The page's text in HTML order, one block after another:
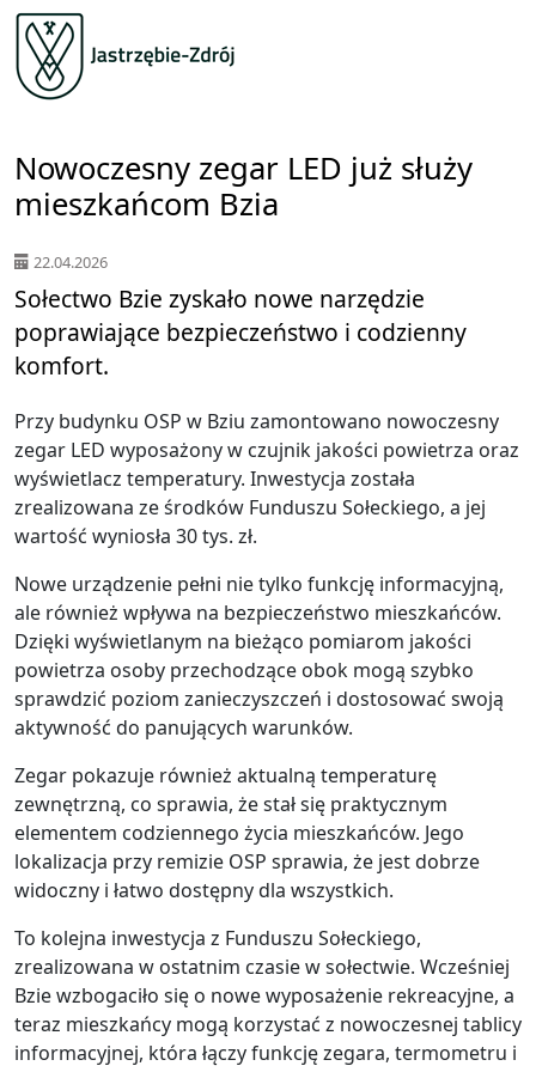
Nowoczesny zegar LED już służy
mieszkańcom Bzia
22.04.2026
Sołectwo Bzie zyskało nowe narzędzie
poprawiające bezpieczeństwo i codzienny
komfort.
Przy budynku OSP w Bziu zamontowano nowoczesny
zegar LED wyposażony w czujnik jakości powietrza oraz
wyświetlacz temperatury. Inwestycja została
zrealizowana ze środków Funduszu Sołeckiego, a jej
wartość wyniosła 30 tys. zł.
Nowe urządzenie pełni nie tylko funkcję informacyjną,
ale również wpływa na bezpieczeństwo mieszkańców.
Dzięki wyświetlanym na bieżąco pomiarom jakości
powietrza osoby przechodzące obok mogą szybko
sprawdzić poziom zanieczyszczeń i dostosować swoją
aktywność do panujących warunków.
Zegar pokazuje również aktualną temperaturę
zewnętrzną, co sprawia, że stał się praktycznym
elementem codziennego życia mieszkańców. Jego
lokalizacja przy remizie OSP sprawia, że jest dobrze
widoczny i łatwo dostępny dla wszystkich.
To kolejna inwestycja z Funduszu Sołeckiego,
zrealizowana w ostatnim czasie w sołectwie. Wcześniej
Bzie wzbogaciło się o nowe wyposażenie rekreacyjne, a
teraz mieszkańcy mogą korzystać z nowoczesnej tablicy
informacyjnej, która łączy funkcję zegara, termometru i